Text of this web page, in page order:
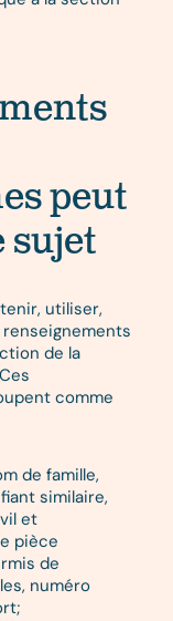
peut
sujet
utiliser,
de la
comme
de famille,
similaire,
et
pièce
de
numéro